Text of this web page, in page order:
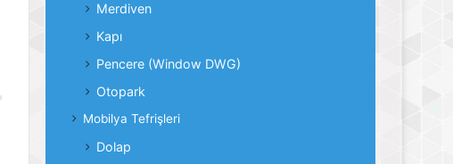
Merdiven
Kapı
Pencere (Window DWG)
Otopark
Mobilya Tefrişleri
Dolap